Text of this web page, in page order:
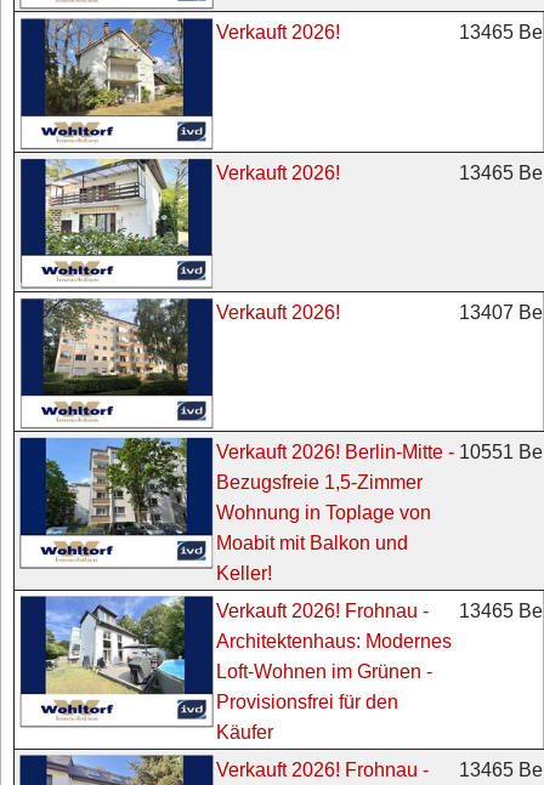
Verkauft 2026! 13465
Verkauft 2026! 13465
Verkauft 2026! 13407
Verkauft 2026! Berlin-Mitte -
Bezugsfreie 1,5-Zimmer
Wohnung in Toplage von
Moabit mit Balkon und
Keller!
10551
Verkauft 2026! Frohnau -
Architektenhaus: Modernes
Loft-Wohnen im Grünen -
Provisionsfrei für den
Käufer
13465
Verkauft 2026! Frohnau -
13465